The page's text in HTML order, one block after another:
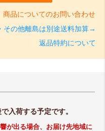
商品についてのお問い合わせ
その他離島は別途送料加算→
返品特約について
入荷する予定です。
が出る場合、お届け先地域に